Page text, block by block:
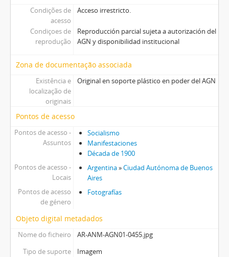
Condições de
acesso
Acceso irrestricto.
Condiçoes de
reprodução
Reproducción parcial sujeta a autorización del
AGN y disponibilidad institucional
Zona de documentação associada
Existência e
localização de
originais
Original en soporte plástico en poder del AGN
Pontos de acesso
Pontos de acesso -
Assuntos
Socialismo
Manifestaciones
Década de 1900
Pontos de acesso -
Locais
Argentina»Ciudad Autónoma de Buenos
Aires
Pontos de acesso
de género
Fotografías
Objeto digital metadados
Nome do ficheiro
AR-ANM-AGN01-0455.jpg
Tipo de suporte
Imagem